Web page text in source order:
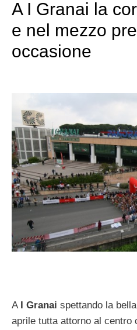
A I Granai la
e nel mezzo
occasione
A I Granai spettando la
aprile tutta attorno al centro